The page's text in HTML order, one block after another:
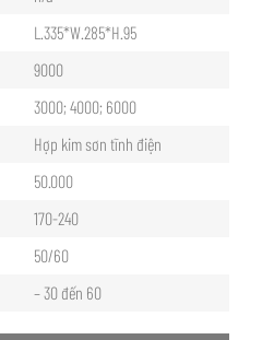
L.335*W.285*H.95
9000
3000; 4000; 6000
Hợp kim sơn tĩnh điện
50.000
170-240
50/60
– 30 đến 60